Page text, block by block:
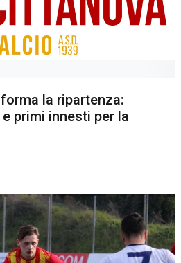
la ripartenza:
primi innesti per la